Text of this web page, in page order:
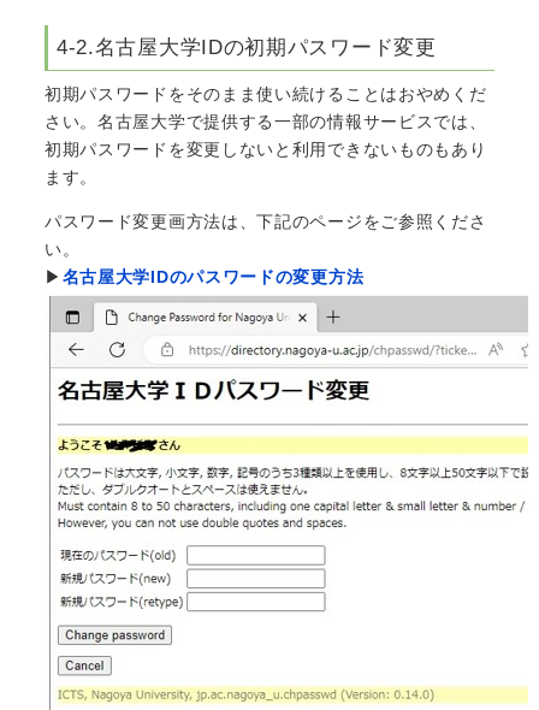
4-2.名古屋大学IDの初期パスワード変更
初期パスワードをそのまま使い続けることはおやめくだ
さい。名古屋大学で提供する一部の情報サービスでは、
初期パスワードを変更しないと利用できないものもあり
ます。
パスワード変更画方法は、下記のページをご参照くださ
い。
▶ 名古屋大学IDのパスワードの変更方法